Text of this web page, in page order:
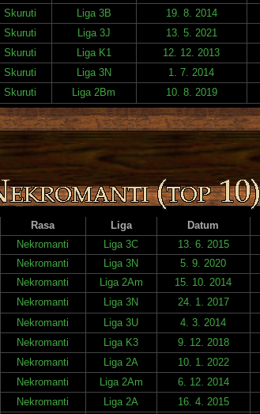
Skuruti Liga 3B 19. 8. 2014
Skuruti Liga 3J 13. 5. 2021
Skuruti Liga K1 12. 12. 2013
Skuruti Liga 3N 1. 7. 2014
Skuruti Liga 2Bm 10. 8. 2019
Rasa Liga Datum
Nekromanti Liga 3C 13. 6. 2015
Nekromanti Liga 3N 5. 9. 2020
Nekromanti Liga 2Am 15. 10. 2014
Nekromanti Liga 3N 24. 1. 2017
Nekromanti Liga 3U 4. 3. 2014
Nekromanti Liga K3 9. 12. 2018
Nekromanti Liga 2A 10. 1. 2022
Nekromanti Liga 2Am 6. 12. 2014
Nekromanti Liga 2A 16. 4. 2015